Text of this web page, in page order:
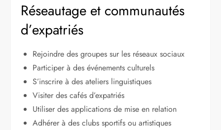
Réseautage et communautés
d’expatriés
Rejoindre des groupes sur les réseaux sociaux
Participer à des événements culturels
S’inscrire à des ateliers linguistiques
Visiter des cafés d’expatriés
Utiliser des applications de mise en relation
Adhérer à des clubs sportifs ou artistiques